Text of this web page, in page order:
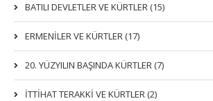
BATILI DEVLETLER VE KÜRTLER (15)
ERMENİLER VE KÜRTLER (17)
20. YÜZYILIN BAŞINDA KÜRTLER (7)
İTTIHAT TERAKKI VE KÜRTLER (2)